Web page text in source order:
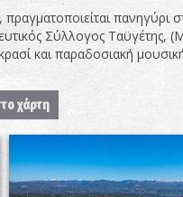
πραγματοποιείται
Σύλλογος Ταϋγέτης,
και παραδοσιακή
χάρτη